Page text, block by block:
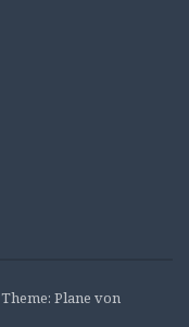
Theme: Plane von